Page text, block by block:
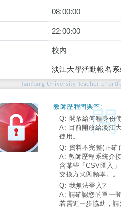
08:00:00
22:00:00
校內
淡江大學活動報名
Tamkang University Teacher
教師歷程問與答:
Q: 開放給何種身份
A: 目前開放給淡江
使用。
Q: 資料不完整(正確
A: 教師歷程系統介
含某些「CSV匯入
交換方式與頻率。。
Q: 我無法登入?
A: 請確認您的單一
若需進一步協助，